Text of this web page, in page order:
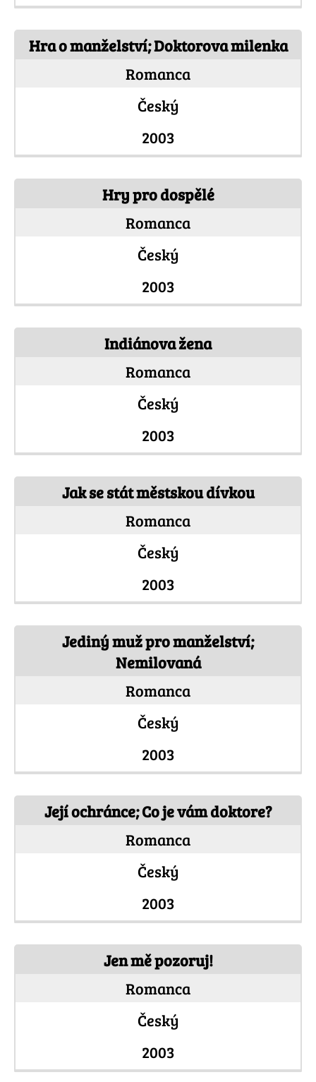
Hra o manželství; Doktorova milenka
Romanca
Český
2003
Hry pro dospělé
Romanca
Český
2003
Indiánova žena
Romanca
Český
2003
Jak se stát městskou dívkou
Romanca
Český
2003
Jediný muž pro manželství;
Nemilovaná
Romanca
Český
2003
Její ochránce; Co je vám doktore?
Romanca
Český
2003
Jen mě pozoruj!
Romanca
Český
2003